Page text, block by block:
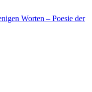
Worten – Poesie der